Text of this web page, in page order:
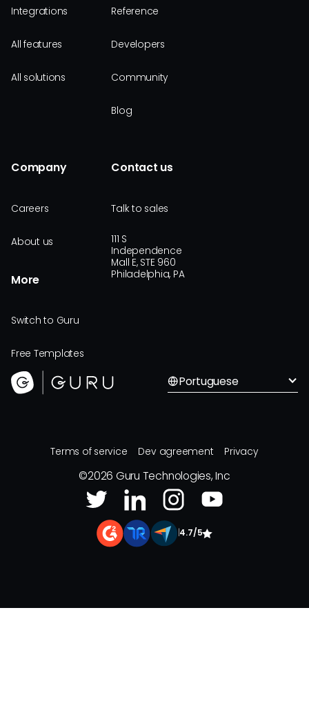
Integrations
All features
All solutions
Reference
Developers
Community
Blog
Company
Careers
About us
More
Switch to Guru
Free Templates
Contact us
Talk to sales
111 S
Independence
Mall E, STE 960
Philadelphia, PA
Portuguese
Terms of service Dev agreement Privacy
©2026 Guru Technologies, Inc
4.7/5